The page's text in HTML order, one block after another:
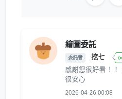
繪圖委託
委託者 挖七
感謝您很好看！！
很安心
2026-04-26 00:08